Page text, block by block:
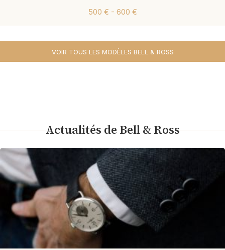
500 € - 600 €
VOIR TOUS LES MODÈLES BELL & ROSS
Actualités de Bell & Ross